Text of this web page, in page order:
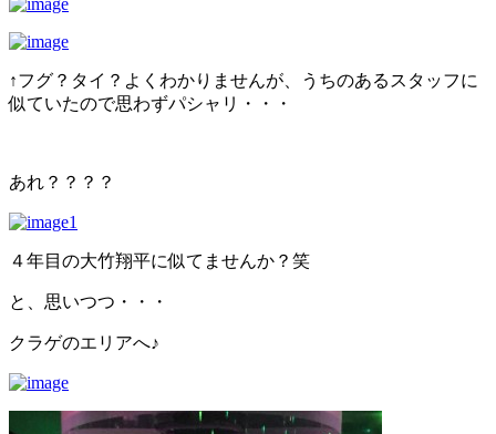
↑フグ？タイ？よくわかりませんが、うちのあるスタッフに
似ていたので思わずパシャリ・・・
あれ？？？？
４年目の大竹翔平に似てませんか？笑
と、思いつつ・・・
クラゲのエリアへ♪